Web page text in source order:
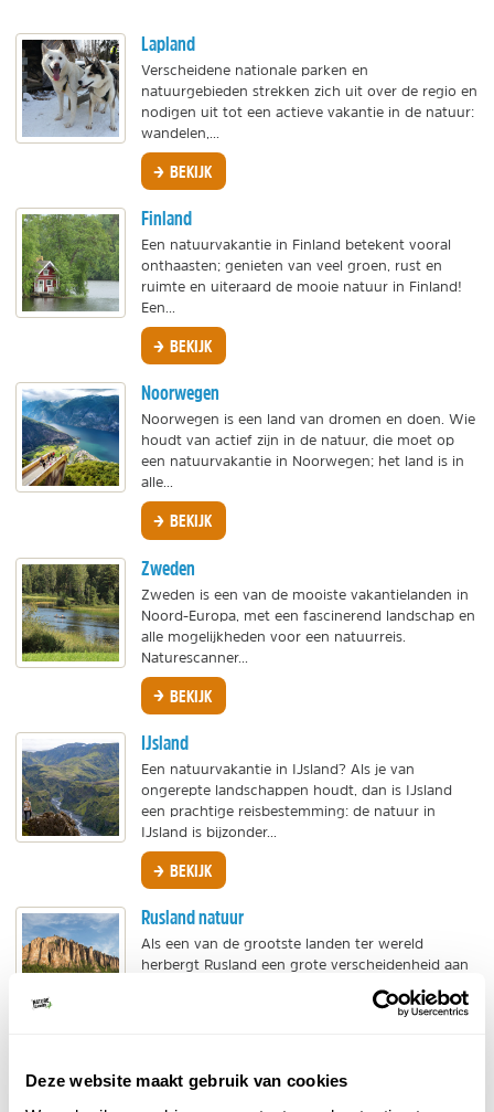
Deze website maakt gebruik van cookies
Lapland
Verscheidene nationale parken en
natuurgebieden strekken zich uit over de regio en
nodigen uit tot een actieve vakantie in de natuur:
wandelen,...
BEKIJK
Finland
Een natuurvakantie in Finland betekent vooral
onthaasten; genieten van veel groen, rust en
ruimte en uiteraard de mooie natuur in Finland!
Een...
BEKIJK
Noorwegen
Noorwegen is een land van dromen en doen. Wie
houdt van actief zijn in de natuur, die moet op
een natuurvakantie in Noorwegen; het land is in
alle...
BEKIJK
Zweden
Zweden is een van de mooiste vakantielanden in
Noord-Europa, met een fascinerend landschap en
alle mogelijkheden voor een natuurreis.
Naturescanner...
BEKIJK
IJsland
Een natuurvakantie in IJsland? Als je van
ongerepte landschappen houdt, dan is IJsland
een prachtige reisbestemming: de natuur in
IJsland is bijzonder...
BEKIJK
Rusland natuur
Als een van de grootste landen ter wereld
herbergt Rusland een grote verscheidenheid aan
Winter in Canada